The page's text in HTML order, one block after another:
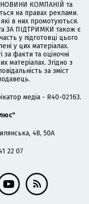
НОВИНИ КОМПАНІЙ та
на правах реклами.
в них промотуються.
ЗА ПІДТРИМКИ також є
у підготовці цього
у цих матеріалах.
за факти та оціночні
матеріалах. Згідно з
за зміст
медіа - R40-02163.
48, 50А
22 07